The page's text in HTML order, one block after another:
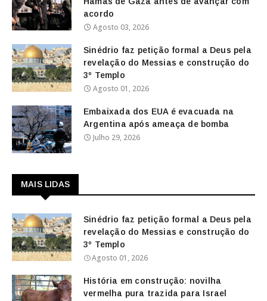
acordo
Agosto 03, 2026
Sinédrio faz petição formal a Deus pela
revelação do Messias e construção do
3º Templo
Agosto 01, 2026
Embaixada dos EUA é evacuada na
Argentina após ameaça de bomba
Julho 29, 2026
MAIS LIDAS
Sinédrio faz petição formal a Deus pela
revelação do Messias e construção do
3º Templo
Agosto 01, 2026
História em construção: novilha
vermelha pura trazida para Israel